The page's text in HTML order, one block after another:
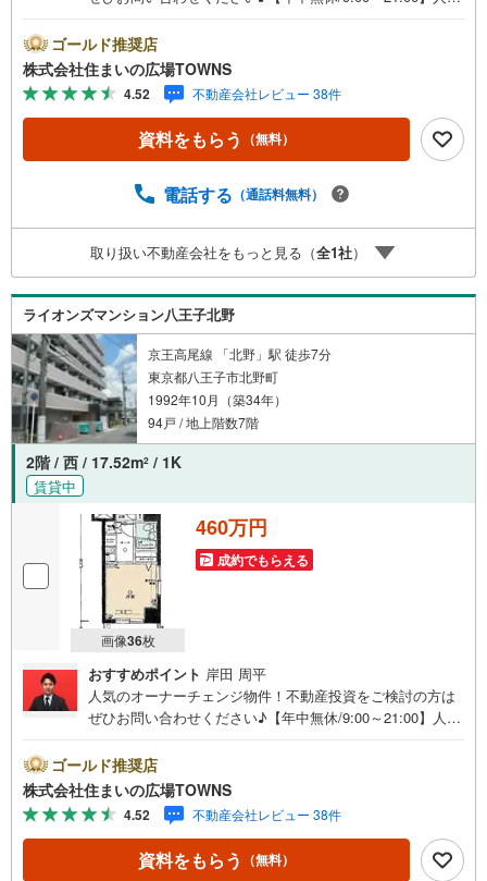
下さい。「室内・現地を見学する」ボタンよりご予約頂く
とご見学がスムーズです。■その他、各種ご相談も承ってお
ります。○住宅ローンのご相談○ライフプランのシミュレー
ション■住まいの広場TOWNSからお客様へ経験豊富なスタ
ッフが親身になってお客様に合った物件をご紹介させて頂
きます！ /他社様掲載物件も併せてご紹介可能ですのでお気
でのお越しも大歓迎です！
ゴールド推奨店
株式会社住まいの広場TOWNS
4.52 不動産会社レビュー 38件
資料をもらう （無料）
電話する （通話料無料）
取り扱い不動産会社をもっと見る（全1社）
ライオンズマンション八王子北野
京王高尾線 「北野」駅 徒歩7分
東京都八王子市北野町
1992年10月（築34年）
94戸 / 地上階数7階
2階 / 西 / 17.52m2 / 1K
賃貸中
画像36枚
460万円
成約でもらえる
おすすめポイント 岸田 周平
人気のオーナーチェンジ物件！不動産投資をご検討の方は
ぜひお問い合わせください♪【年中無休/9:00～21:00】人気
下さい。「室内・現地を見学する」ボタンよりご予約頂く
とご見学がスムーズです。■その他、各種ご相談も承ってお
ります。○住宅ローンのご相談○ライフプランのシミュレー
ション■住まいの広場TOWNSからお客様へ経験豊富なスタ
ッフが親身になってお客様に合った物件をご紹介させて頂
きます！ /他社様掲載物件も併せてご紹介可能ですのでお気
ゴールド推奨店
株式会社住まいの広場TOWNS
4.52 不動産会社レビュー 38件
資料をもらう （無料）